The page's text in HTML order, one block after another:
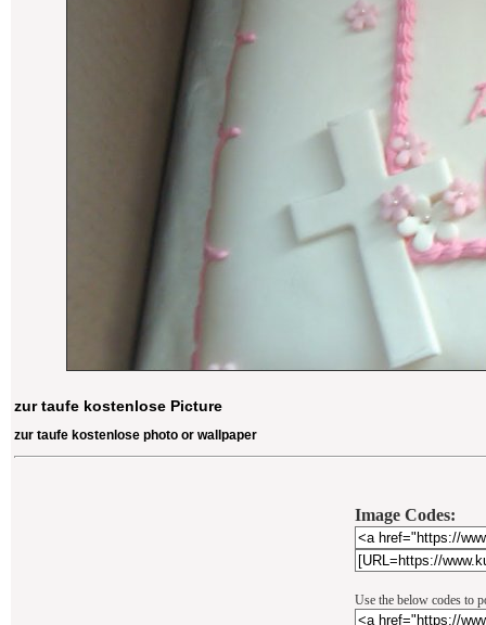
zur taufe kostenlose Picture
zur taufe kostenlose photo or wallpaper
Image Codes:
Use the below codes to